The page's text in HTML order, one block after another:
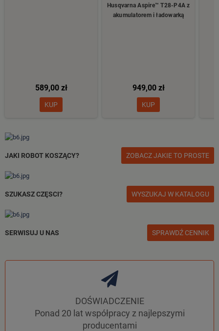
589,00 zł
KUP
Husqvarna Aspire™ T28-P4A z
akumulatorem i ładowarką
949,00 zł
KUP
JAKI ROBOT KOSZĄCY? ZOBACZ JAKIE TO PROSTE
SZUKASZ CZĘSCI? WYSZUKAJ W KATALOGU
SERWISUJ U NAS SPRAWDŹ CENNIK
DOŚWIADCZENIE
Ponad 20 lat współpracy z najlepszymi
producentami